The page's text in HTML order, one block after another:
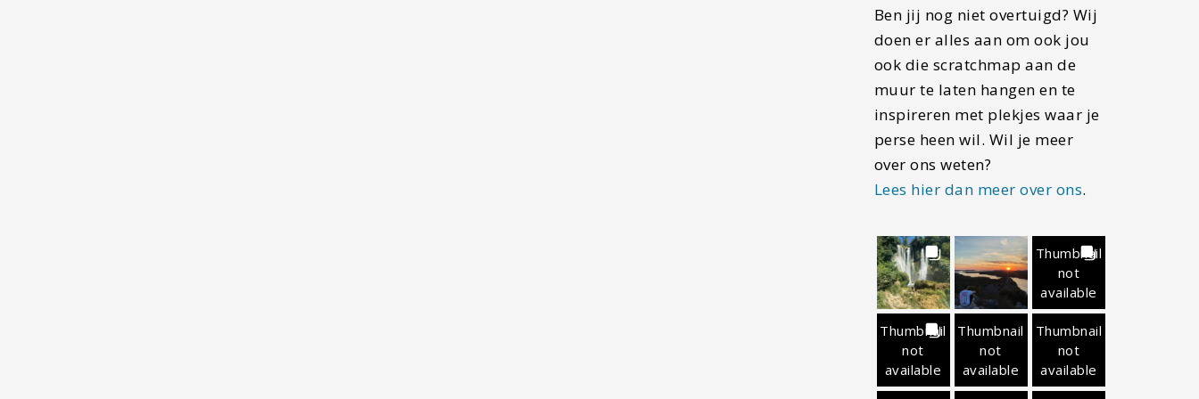
Ben jij nog niet overtuigd? Wij
doen er alles aan om ook jou
ook die scratchmap aan de
muur te laten hangen en te
inspireren met plekjes waar je
perse heen wil. Wil je meer
over ons weten?
Lees hier dan meer over ons.
Thumbnail
not
available
Thumbnail
not
available
Thumbnail
not
available
Thumbnail
not
available